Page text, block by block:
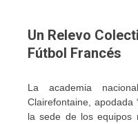
Un Relevo
Fútbol Francés
La academia
Clairefontaine, apodada
la sede de los equipos